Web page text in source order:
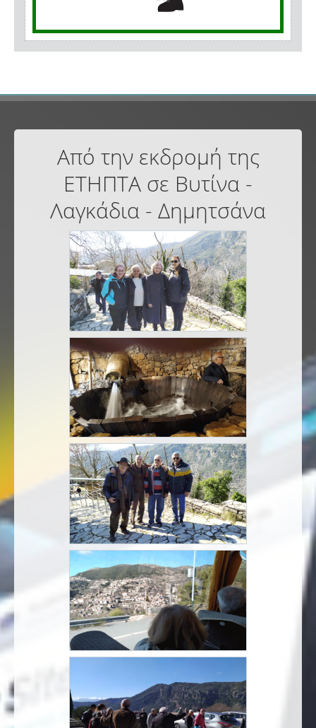
Από την εκδρομή της
ΕΤΗΠΤΑ σε Βυτίνα -
Λαγκάδια - Δημητσάνα